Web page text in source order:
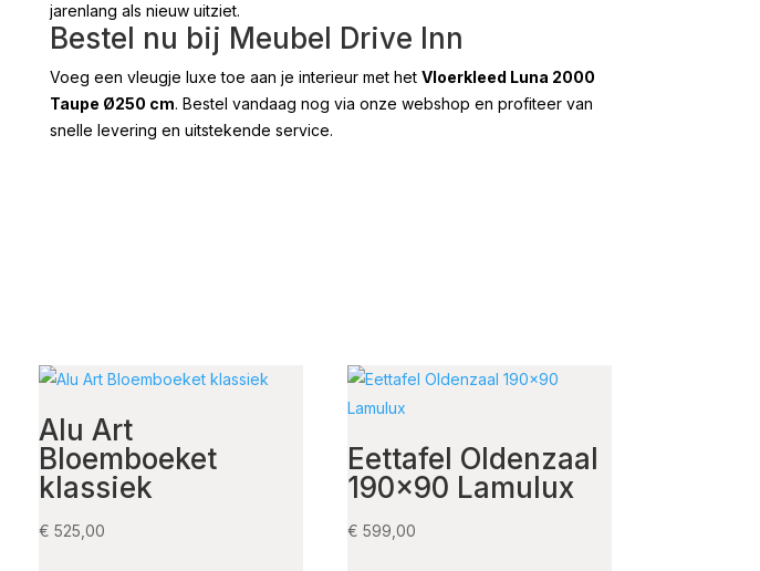
jarenlang als nieuw uitziet.
Bestel nu bij Meubel Drive Inn
Voeg een vleugje luxe toe aan je interieur met het Vloerkleed Luna 2000
Taupe Ø250 cm. Bestel vandaag nog via onze webshop en profiteer van
snelle levering en uitstekende service.
Alu Art
Bloemboeket
klassiek
€ 525,00
Eettafel Oldenzaal
190×90 Lamulux
€ 599,00